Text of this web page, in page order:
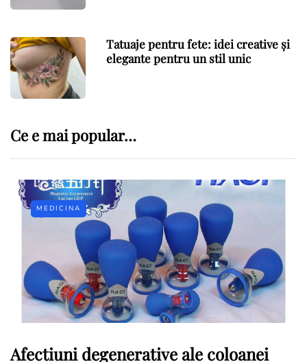
Tatuaje pentru fete: idei creative și
elegante pentru un stil unic
Ce e mai popular…
MEDICINA
Afectiuni degenerative ale coloanei